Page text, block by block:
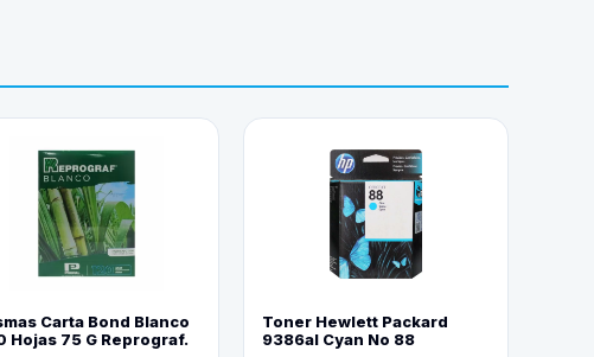
Carta Bond Blanco
Hojas 75 G Reprograf.
Toner Hewlett Packard
9386al Cyan No 88